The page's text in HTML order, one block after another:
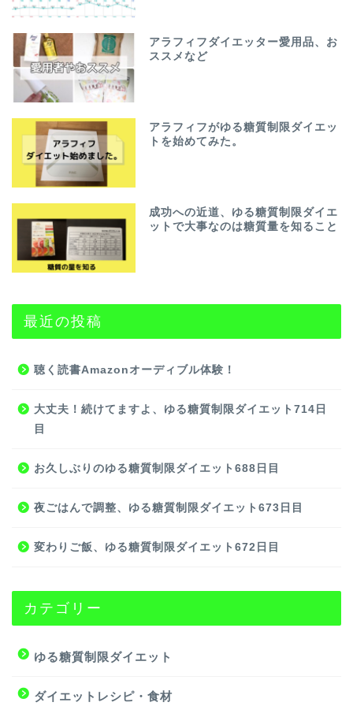
アラフィフダイエッター愛用品、お
ススメなど
アラフィフがゆる糖質制限ダイエッ
トを始めてみた。
成功への近道、ゆる糖質制限ダイエ
ットで大事なのは糖質量を知ること
最近の投稿
聴く読書Amazonオーディブル体験！
大丈夫！続けてますよ、ゆる糖質制限ダイエット714日
目
お久しぶりのゆる糖質制限ダイエット688日目
夜ごはんで調整、ゆる糖質制限ダイエット673日目
変わりご飯、ゆる糖質制限ダイエット672日目
カテゴリー
ゆる糖質制限ダイエット
ダイエットレシピ・食材